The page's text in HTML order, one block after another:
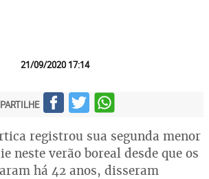
21/09/2020 17:14
registrou sua segunda menor
neste verão boreal desde que os
há 42 anos, disseram